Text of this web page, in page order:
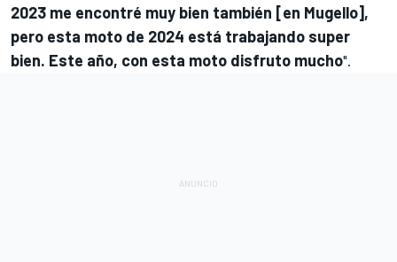
2023 me encontré muy bien también [en Mugello],
pero esta moto de 2024 está trabajando super
bien. Este año, con esta moto disfruto mucho".